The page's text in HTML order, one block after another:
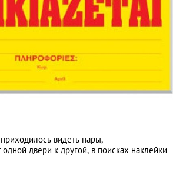
видеть пары,
двери к другой, в поисках наклейки